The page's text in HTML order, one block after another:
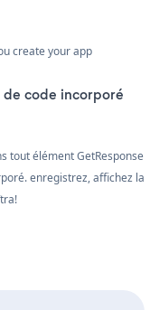
create your app
code incorporé
tout élément GetResponse
enregistrez, affichez la